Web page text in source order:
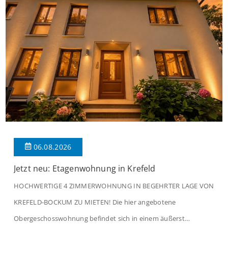
06.08.2026
Jetzt neu: Etagenwohnung in Krefeld
HOCHWERTIGE 4 ZIMMERWOHNUNG IN BEGEHRTER LAGE VON
KREFELD-BOCKUM ZU MIETEN! Die hier angebotene
Obergeschosswohnung befindet sich in einem äußerst